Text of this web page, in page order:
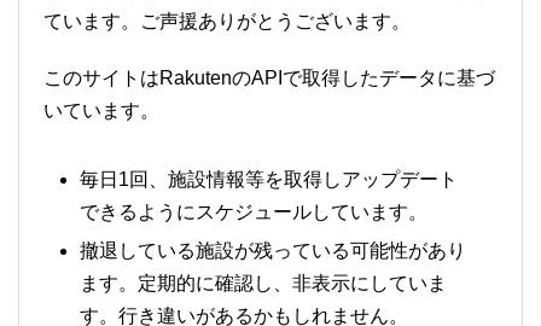
ています。ご声援ありがとうございます。
このサイトはRakutenのAPIで取得したデータに基づ
いています。
毎日1回、施設情報等を取得しアップデート
できるようにスケジュールしています。
撤退している施設が残っている可能性があり
ます。定期的に確認し、非表示にしていま
す。行き違いがあるかもしれません。